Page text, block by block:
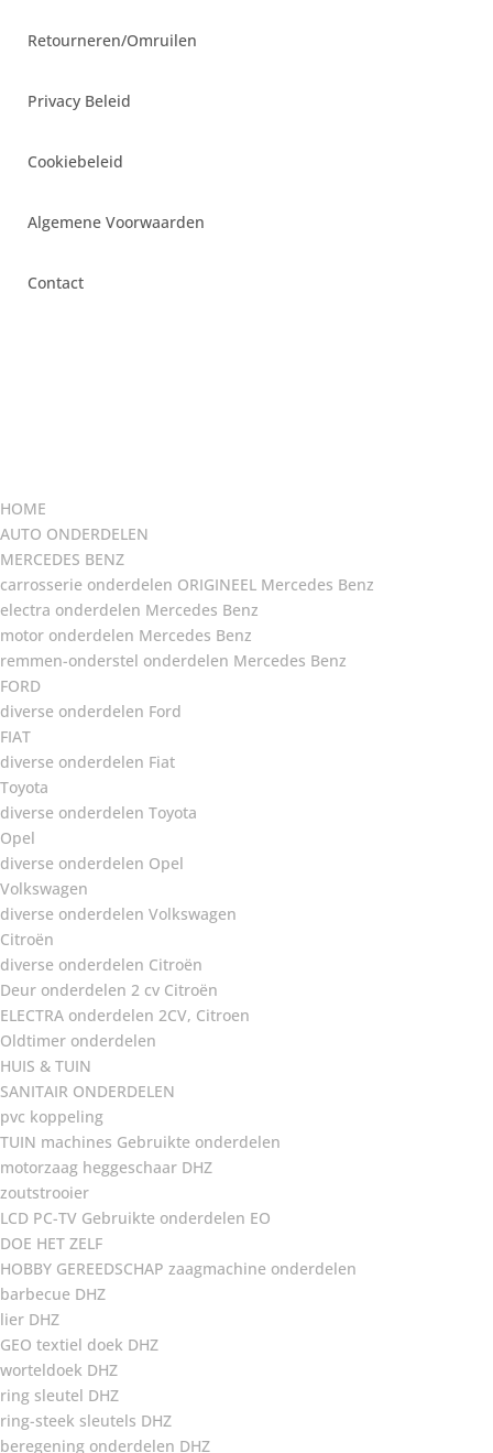
Retourneren/Omruilen
Privacy Beleid
Cookiebeleid
Algemene Voorwaarden
Contact
HOME
AUTO ONDERDELEN
MERCEDES BENZ
carrosserie onderdelen ORIGINEEL Mercedes Benz
electra onderdelen Mercedes Benz
motor onderdelen Mercedes Benz
remmen-onderstel onderdelen Mercedes Benz
FORD
diverse onderdelen Ford
FIAT
diverse onderdelen Fiat
Toyota
diverse onderdelen Toyota
Opel
diverse onderdelen Opel
Volkswagen
diverse onderdelen Volkswagen
Citroën
diverse onderdelen Citroën
Deur onderdelen 2 cv Citroën
ELECTRA onderdelen 2CV, Citroen
Oldtimer onderdelen
HUIS & TUIN
SANITAIR ONDERDELEN
pvc koppeling
TUIN machines Gebruikte onderdelen
motorzaag heggeschaar DHZ
zoutstrooier
LCD PC-TV Gebruikte onderdelen EO
DOE HET ZELF
HOBBY GEREEDSCHAP zaagmachine onderdelen
barbecue DHZ
lier DHZ
GEO textiel doek DHZ
worteldoek DHZ
ring sleutel DHZ
ring-steek sleutels DHZ
beregening onderdelen DHZ